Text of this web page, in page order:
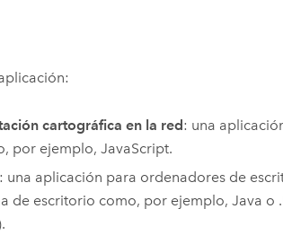
cartográfica en la red: una
por ejemplo, JavaScript.
: una aplicación para ordenadores de
de escritorio como, por ejemplo, Java o